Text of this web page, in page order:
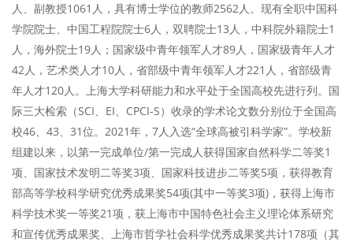
人、副教授1061人，具有博士学位的教师2562人。现有全职中国科
学院院士、中国工程院院士6人，双聘院士13人，中科院外籍院士1
人，海外院士19人；国家级中青年领军人才89人，国家级青年人才
42人，艺术类人才10人，省部级中青年领军人才221人，省部级青
年人才120人。上海大学科研能力和水平处于全国高校先进行列。国
际三大检索（SCI、EI、CPCI-S）收录的学术论文数分别位于全国高
校46、43、31位。2021年，7人入选“全球高被引科学家”。学校新
组建以来，以第一完成单位/第一完成人获得国家自然科学二等奖1
项、国家技术发明二等奖3项、国家科技进步二等奖5项，获得教育
部高等学校科学研究优秀成果奖54项(其中一等奖3项)，获得上海市
科学技术奖一等奖21项，获上海市中国特色社会主义理论体系研究
和宣传优秀成果奖、上海市哲学社会科学优秀成果奖共计178项（其